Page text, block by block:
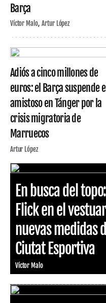
Barça
Víctor Malo Artur López
Adiós a cinco millones de
euros: el Barça suspende el
amistoso en Tánger por la
crisis migratoria de
Marruecos
Artur López
En busca del
Flick en el
nuevas medidas
Ciutat Esportiva
Víctor Malo